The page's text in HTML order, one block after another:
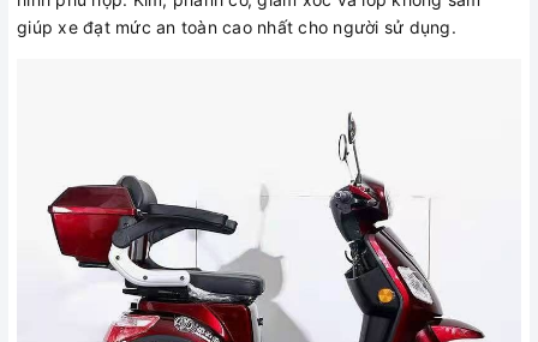
giúp xe đạt mức an toàn cao nhất cho người sử dụng.